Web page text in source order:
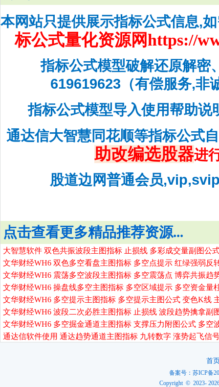
本网站只提供展示指标公式信息,
标公式量化资源网https://
指标公式模型破解还原解密
619619623（有偿服务,非
指标公式模型导入使用帮助说
通达信大智慧同花顺等指标公式
助改编选股器进
股道边网普通会员
点击查看更多精品推荐资源...
大智慧软件 双色共振波段主图指标 止损线 多彩成交量副图公
文华财经WH6 双色多空看盘主图指标 多空点提示 红绿强弱反
文华财经WH6 震荡多空波段主图指标 多空震荡点 博弈共振趋
文华财经WH6 操盘线多空主图指标 多空区域提示 多空资金量
文华财经WH6 多空提示主图指标 多空提示主图公式 变色K线
文华财经WH6 波段二次必胜主图指标 止损线 波段趋势擒拿副
文华财经WH6 多空掘金通道主图指标 支撑压力附图公式 多空
通达信软件使用 通达趋势通道主图指标 九转数字 涨势起飞信
首
备案号：苏ICP备
Copyright © 2023-